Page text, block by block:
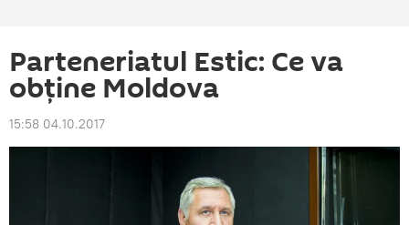
Parteneriatul Estic: Ce va
obține Moldova
15:58 04.10.2017